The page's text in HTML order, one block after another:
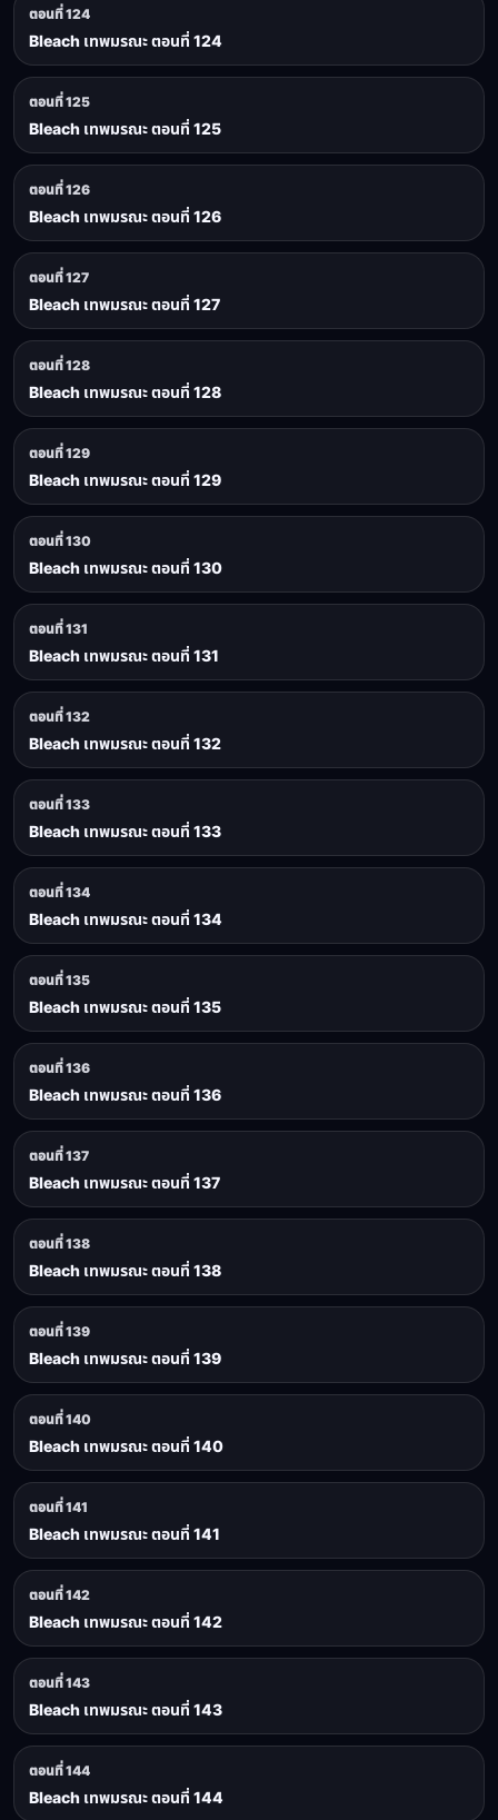
ตอนที่ 124
Bleach เทพมรณะ ตอนที่ 124
ตอนที่ 125
Bleach เทพมรณะ ตอนที่ 125
ตอนที่ 126
Bleach เทพมรณะ ตอนที่ 126
ตอนที่ 127
Bleach เทพมรณะ ตอนที่ 127
ตอนที่ 128
Bleach เทพมรณะ ตอนที่ 128
ตอนที่ 129
Bleach เทพมรณะ ตอนที่ 129
ตอนที่ 130
Bleach เทพมรณะ ตอนที่ 130
ตอนที่ 131
Bleach เทพมรณะ ตอนที่ 131
ตอนที่ 132
Bleach เทพมรณะ ตอนที่ 132
ตอนที่ 133
Bleach เทพมรณะ ตอนที่ 133
ตอนที่ 134
Bleach เทพมรณะ ตอนที่ 134
ตอนที่ 135
Bleach เทพมรณะ ตอนที่ 135
ตอนที่ 136
Bleach เทพมรณะ ตอนที่ 136
ตอนที่ 137
Bleach เทพมรณะ ตอนที่ 137
ตอนที่ 138
Bleach เทพมรณะ ตอนที่ 138
ตอนที่ 139
Bleach เทพมรณะ ตอนที่ 139
ตอนที่ 140
Bleach เทพมรณะ ตอนที่ 140
ตอนที่ 141
Bleach เทพมรณะ ตอนที่ 141
ตอนที่ 142
Bleach เทพมรณะ ตอนที่ 142
ตอนที่ 143
Bleach เทพมรณะ ตอนที่ 143
ตอนที่ 144
Bleach เทพมรณะ ตอนที่ 144